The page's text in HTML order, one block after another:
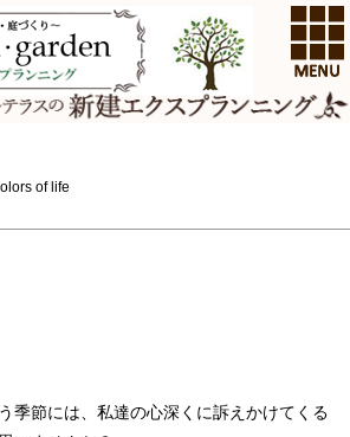
of life
季節には、私達の心深くに訴えかけてくる